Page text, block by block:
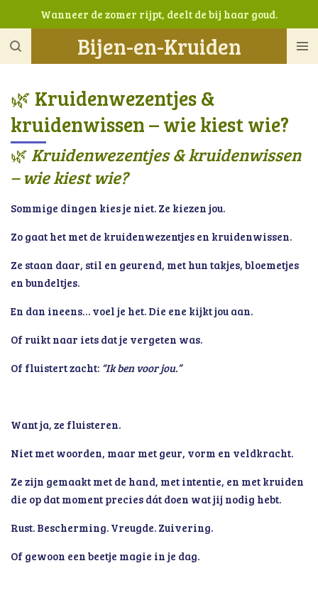
naar
Bijen-en-Kruiden
Wanneer de zomer rijpt, deelt de bij haar goud.
🌿 Kruidenwezentjes &
kruidenwissen – wie kiest wie?
🌿Kruidenwezentjes & kruidenwissen
– wie kiest wie?
Sommige dingen kies je niet. Ze kiezen jou.
Zo gaat het met de kruidenwezentjes en kruidenwissen.
Ze staan daar, stil en geurend, met hun takjes, bloemetjes
en bundeltjes.
En dan ineens… voel je het. Die ene kijkt jou aan.
Of ruikt naar iets dat je vergeten was.
Of fluistert zacht: “Ik ben voor jou.”
Want ja, ze fluisteren.
Niet met woorden, maar met geur, vorm en veldkracht.
Ze zijn gemaakt met de hand, met intentie, en met kruiden
die op dat moment precies dát doen wat jij nodig hebt.
Rust. Bescherming. Vreugde. Zuivering.
Of gewoon een beetje magie in je dag.